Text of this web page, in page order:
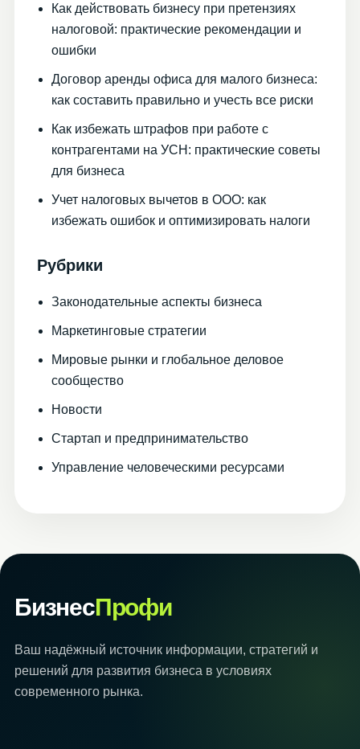
Как действовать бизнесу при претензиях
налоговой: практические рекомендации и
ошибки
Договор аренды офиса для малого бизнеса:
как составить правильно и учесть все риски
Как избежать штрафов при работе с
контрагентами на УСН: практические советы
для бизнеса
Учет налоговых вычетов в ООО: как
избежать ошибок и оптимизировать налоги
Рубрики
Законодательные аспекты бизнеса
Маркетинговые стратегии
Мировые рынки и глобальное деловое
сообщество
Новости
Стартап и предпринимательство
Управление человеческими ресурсами
БизнесПрофи
Ваш надёжный источник информации, стратегий и
решений для развития бизнеса в условиях
современного рынка.